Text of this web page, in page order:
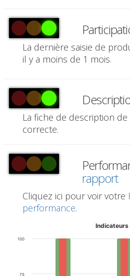
La dernière saisie de
il y a moins de 1 mois.
La fiche de description
correcte.
rapport
Cliquez ici pour voir votre
performance.
Indicateurs
75
100